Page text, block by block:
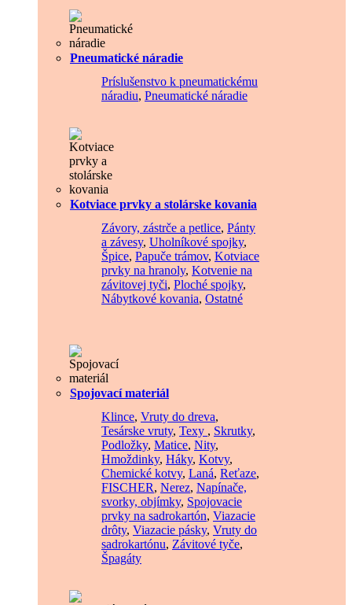
Pneumatické náradie
Príslušenstvo k pneumatickému
náradiu, Pneumatické náradie
Kotviace prvky a stolárske kovania
Závory, zástrče a petlice, Pánty
a závesy, Uholníkové spojky,
Špice, Papuče trámov, Kotviace
prvky na hranoly, Kotvenie na
závitovej tyči, Ploché spojky,
Nábytkové kovania, Ostatné
Spojovací materiál
Klince, Vruty do dreva,
Tesárske vruty, Texy , Skrutky,
Podložky, Matice, Nity,
Hmoždinky, Háky, Kotvy,
Chemické kotvy, Laná, Reťaze,
FISCHER, Nerez, Napínače,
svorky, objímky, Spojovacie
prvky na sadrokartón, Viazacie
drôty, Viazacie pásky, Vruty do
sadrokartónu, Závitové tyče,
Špagáty